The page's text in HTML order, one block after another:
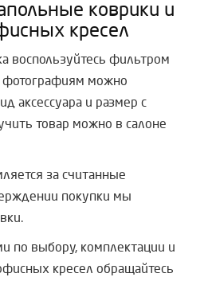
коврики и
кресел
воспользуйтесь фильтром
фотографиям можно
аксессуара и размер с
товар можно в салоне
за считанные
покупки мы
по выбору, комплектации и
кресел обращайтесь